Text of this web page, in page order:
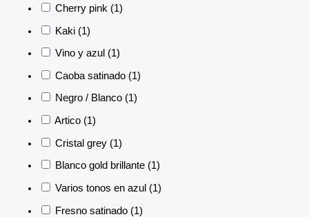
Cherry pink (1)
Kaki (1)
Vino y azul (1)
Caoba satinado (1)
Negro / Blanco (1)
Artico (1)
Cristal grey (1)
Blanco gold brillante (1)
Varios tonos en azul (1)
Fresno satinado (1)